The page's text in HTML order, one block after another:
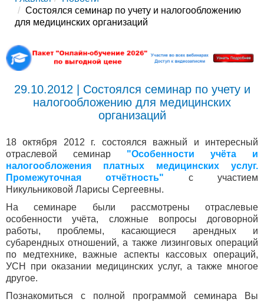
Состоялся семинар по учету и налогообложению
для медицинских организаций
29.10.2012 | Состоялся семинар по учету и
налогообложению для медицинских
организаций
18 октября 2012 г. состоялся важный и интересный
отраслевой семинар "Особенности учёта и
налогообложения платных медицинских услуг.
Промежуточная отчётность" с участием
Никульниковой Ларисы Сергеевны.
На семинаре были рассмотрены отраслевые
особенности учёта, сложные вопросы договорной
работы, проблемы, касающиеся арендных и
субарендных отношений, а также лизинговых операций
по медтехнике, важные аспекты кассовых операций,
УСН при оказании медицинских услуг, а также многое
другое.
Познакомиться с полной программой семинара Вы